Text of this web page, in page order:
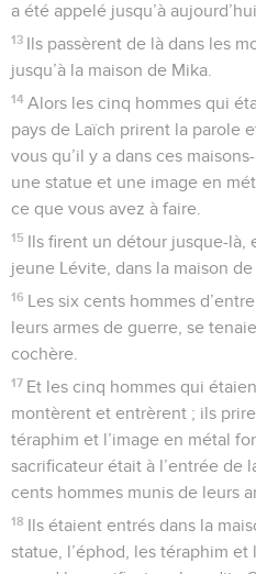
a été appelé jusqu’à
13 Ils passèrent de là dans les
jusqu’à la maison de Mika.
14 Alors les cinq hommes qui
pays de Laïch prirent la parole
vous qu’il y a dans ces
une statue et une image en
ce que vous avez à faire.
15 Ils firent un détour jusque-là,
jeune Lévite, dans la maison
16 Les six cents hommes
leurs armes de guerre, se
cochère.
17 Et les cinq hommes qui
montèrent et entrèrent ; ils
téraphim et l’image en métal
sacrificateur était à l’entrée de
cents hommes munis de leurs
18 Ils étaient entrés dans la
statue, l’éphod, les téraphim et